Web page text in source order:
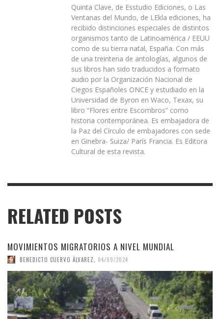
Quinta Clave, de Esstudio Ediciones, o Las
Ventanas del Mundo, de LEkla ediciones, ha
recibido distinciones especiales de distintos
organismos tanto de Latinoamérica / EEUU
como de su tierra natal, España. Con más
de una treintena de antologías, algunos de
sus libros han sido traducidos a formato
audio por la Organización Nacional de
Ciegos Españoles ONCE y estudiado en la
Universidad de Byron en Waco, Texax, su
libro “Flores entre Escombros” como
historia contemporánea. Es embajadora de
la Paz del Círculo de embajadores con sede
en Ginebra- Suiza/ París Francia. Es Editora
Cultural de esta revista.
RELATED POSTS
MOVIMIENTOS MIGRATORIOS A NIVEL MUNDIAL
BENEDICTO CUERVO ÁLVAREZ 04/09/2024